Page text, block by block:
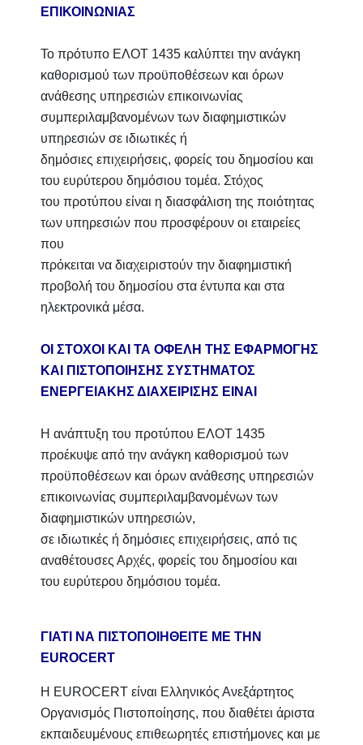
ΕΠΙΚΟΙΝΩΝΙΑΣ
Το πρότυπο ΕΛΟΤ 1435 καλύπτει την ανάγκη
καθορισμού των προϋποθέσεων και όρων
ανάθεσης υπηρεσιών επικοινωνίας
συμπεριλαμβανομένων των διαφημιστικών
υπηρεσιών σε ιδιωτικές ή
δημόσιες επιχειρήσεις, φορείς του δημοσίου και
του ευρύτερου δημόσιου τομέα. Στόχος
του προτύπου είναι η διασφάλιση της ποιότητας
των υπηρεσιών που προσφέρουν οι εταιρείες
που
πρόκειται να διαχειριστούν την διαφημιστική
προβολή του δημοσίου στα έντυπα και στα
ηλεκτρονικά μέσα.
ΟΙ ΣΤΟΧΟΙ ΚΑΙ ΤΑ ΟΦΕΛΗ ΤΗΣ ΕΦΑΡΜΟΓΗΣ
ΚΑΙ ΠΙΣΤΟΠΟΙΗΣΗΣ ΣΥΣΤΗΜΑΤΟΣ
ΕΝΕΡΓΕΙΑΚΗΣ ΔΙΑΧΕΙΡΙΣΗΣ ΕΙΝΑΙ
Η ανάπτυξη του προτύπου ΕΛΟΤ 1435
προέκυψε από την ανάγκη καθορισμού των
προϋποθέσεων και όρων ανάθεσης υπηρεσιών
επικοινωνίας συμπεριλαμβανομένων των
διαφημιστικών υπηρεσιών,
σε ιδιωτικές ή δημόσιες επιχειρήσεις, από τις
αναθέτουσες Αρχές, φορείς του δημοσίου και
του ευρύτερου δημόσιου τομέα.
ΓΙΑΤΙ ΝΑ ΠΙΣΤΟΠΟΙΗΘΕΙΤΕ ΜΕ ΤΗΝ
EUROCERT
Η EUROCERT είναι Ελληνικός Ανεξάρτητος
Οργανισμός Πιστοποίησης, που διαθέτει άριστα
εκπαιδευμένους επιθεωρητές επιστήμονες και με